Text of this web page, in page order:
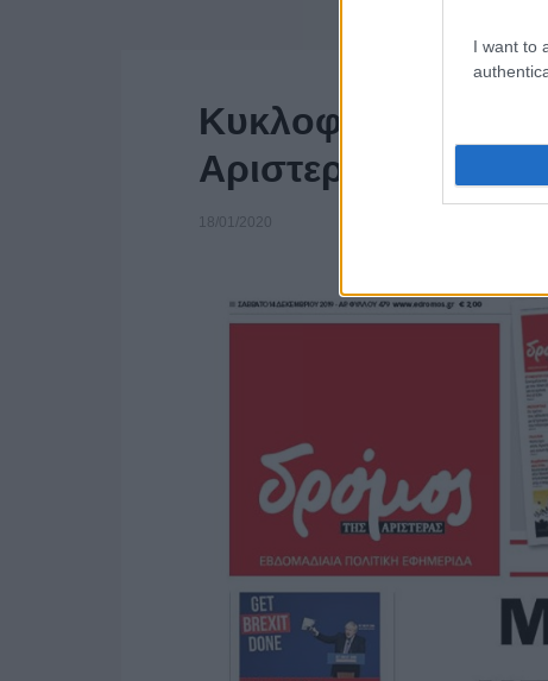
I want to
Κυκλοφορεί ξανά
Αριστεράς”
18/01/2020